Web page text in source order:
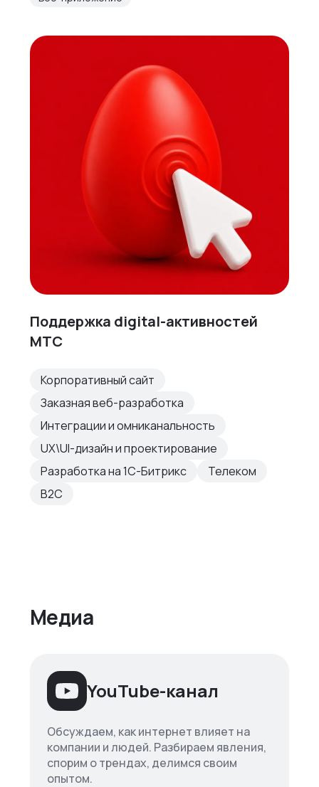
Поддержка digital-активностей
МТС
Корпоративный сайт
Заказная веб-разработка
Интеграции и омниканальность
UX\UI-дизайн и проектирование
Разработка на 1С-Битрикс
Телеком
B2C
Медиа
YouTube-канал
Обсуждаем, как интернет влияет на
компании и людей. Разбираем явления,
спорим о трендах, делимся своим
опытом.